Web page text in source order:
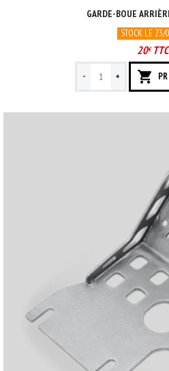
GARDE-BOUE
STOCK LE 23/
20€TTC
- +